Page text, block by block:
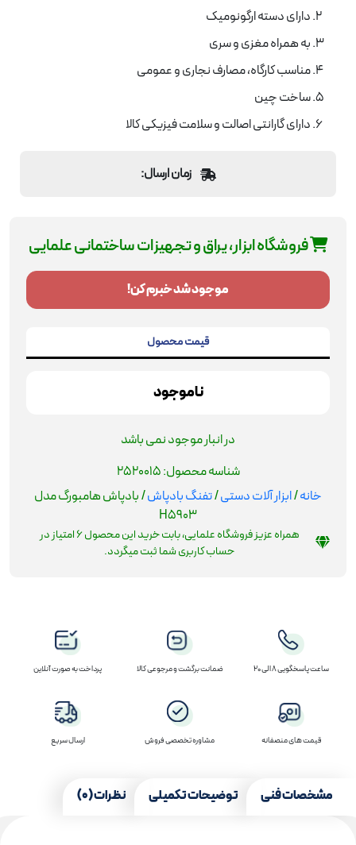
دارای دسته ارگونومیک
به همراه مغزی و سری
مناسب کارگاه، مصارف نجاری و عمومی
ساخت چین
دارای گارانتی اصالت و سلامت فیزیکی کالا
زمان ارسال:
فروشگاه ابزار، یراق و تجهیزات ساختمانی علمایی
موجود شد خبرم کن!
قیمت محصول
ناموجود
در انبار موجود نمی باشد
شناسه محصول:2520015
خانه/ابزار آلات دستی/تفنگ بادپاش/ بادپاش هامبورگ مدل
H5903
همراه عزیز فروشگاه علمایی، بابت خرید این محصول6امتیاز در
حساب کاربری شما ثبت میگردد.
ساعت پاسخگویی 8 الی 20 ضمانت برگشت و مرجوعی کالا پرداخت به صورت آنلاین
قیمت های منصفانه مشاوره تخصصی فروش ارسال سریع
مشخصات فنی توضیحات تکمیلی نظرات (0)